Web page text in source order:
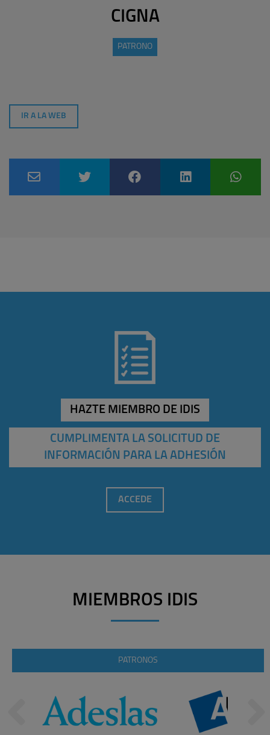
CIGNA
PATRONO
IR A LA WEB
HAZTE MIEMBRO DE IDIS
CUMPLIMENTA LA SOLICITUD DE
INFORMACIÓN PARA LA ADHESIÓN
ACCEDE
MIEMBROS IDIS
PATRONOS